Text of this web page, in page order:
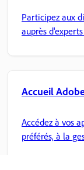
Participez aux
auprès
Accueil
Accédez à vos
préférés, à la